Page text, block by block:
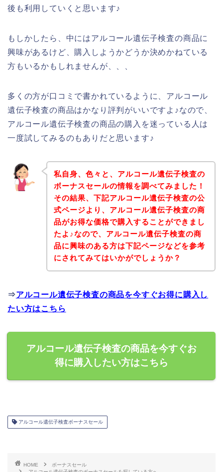
後も利用していくと思います♪
もしかしたら、中にはアルコール遺伝子検査の商品に
興味があるけど、購入しようかどうか決めかねている
方もいるかもしれませんが、、、
多くの方が口コミで書かれているように、アルコール
遺伝子検査の商品はかなり評判がいいですよ♪なので、
アルコール遺伝子検査の商品の購入を迷っている人は
一度試してみるのもありだと思います♪
私自身、色々と、アルコール遺伝子検査の
ボーナスセールの情報を調べてみました！
その結果、下記アルコール遺伝子検査の公
式ページより、アルコール遺伝子検査の商
品がお得な価格で購入することができまし
たよ♪なので、アルコール遺伝子検査の商
品に興味のある方は下記ページなどを参考
にされてみてはいかがでしょうか？
⇒アルコール遺伝子検査の商品を今すぐお得に購入し
たい方はこちら
アルコール遺伝子検査の商品を今すぐお
得に購入したい方はこちら
アルコール遺伝子検査ボーナスセール
HOME
ボーナスセール